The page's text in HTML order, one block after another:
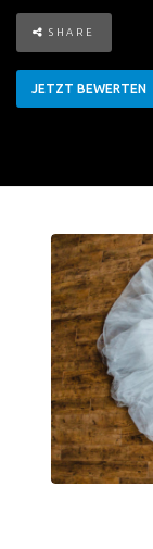
SHARE
JETZT BEWERTEN